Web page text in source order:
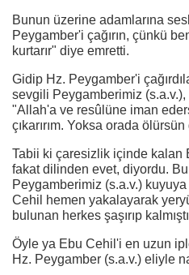
Bunun üzerine adamlarına
Peygamber'i çağırın, çünkü
kurtarır" diye emretti.
Gidip Hz. Peygamber'i
sevgili Peygamberimiz
"Allah'a ve resûlüne iman
çıkarırım. Yoksa orada
Tabii ki çaresizlik içinde kalan
fakat dilinden evet, diyordu.
Peygamberimiz (s.a.v.)
Cehil hemen yakalayarak
bulunan herkes şaşırıp
Öyle ya Ebu Cehil'i en uzun
Hz. Peygamber (s.a.v.) eliyle